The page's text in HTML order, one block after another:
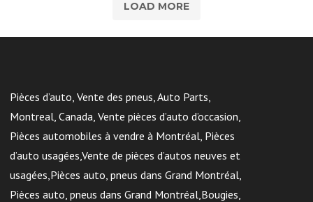
LOAD MORE
Pièces d’auto, Vente des pneus, Auto Parts,
Montreal, Canada, Vente pièces d’auto d’occasion,
Pièces automobiles à vendre à Montréal, Pièces
d’auto usagées,Vente de pièces d’autos neuves et
usagées,Pièces auto, pneus dans Grand Montréal,
Pièces auto, pneus dans Grand Montréal,Bougies,